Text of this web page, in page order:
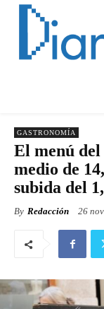
GASTRONOMÍA
El menú
medio de
subida del
By Redacción 26